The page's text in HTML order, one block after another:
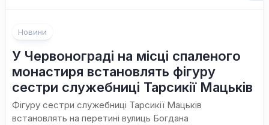
Новини
У Червонограді на місці спаленого
монастиря встановлять фігуру
сестри служебниці Тарсикії Мацьків
Фігуру сестри служебниці Тарсикії Мацьків
встановлять на перетині вулиць Богдана